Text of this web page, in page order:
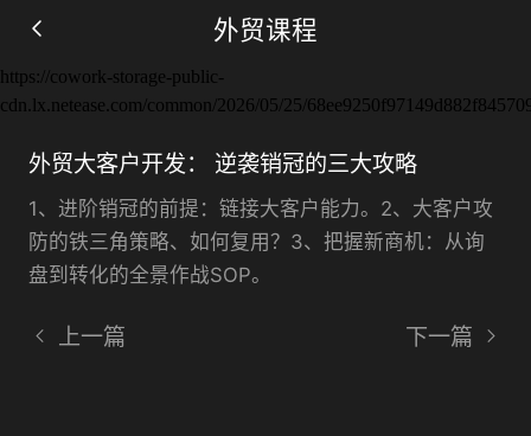
外贸课程
https://cowork-storage-public-
cdn.lx.netease.com/common/2026/05/25/
外贸大客户开发： 逆袭销冠的三大攻略
1、进阶销冠的前提：链接大客户能力。2、大客户攻
防的铁三角策略、如何复用？3、把握新商机：从询
盘到转化的全景作战SOP。
上一篇 下一篇
仅需要两步, 立即获得观看机会
立即观看